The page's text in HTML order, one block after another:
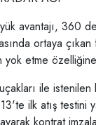
avantajı, 360
ortaya
yok etme
ile
ilk atış testini